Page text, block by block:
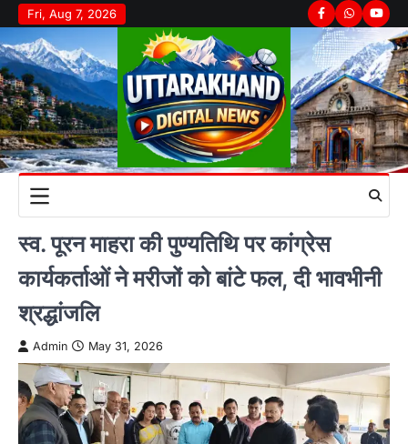
Skip
to
content
Fri, Aug 7, 2026 Facebook
Whatsapp
स्व. पूरन माहरा की पुण्यतिथि पर कांग्रेस
कार्यकर्ताओं ने मरीजों को बांटे फल, दी भावभीनी
श्रद्धांजलि
Admin May 31, 2026